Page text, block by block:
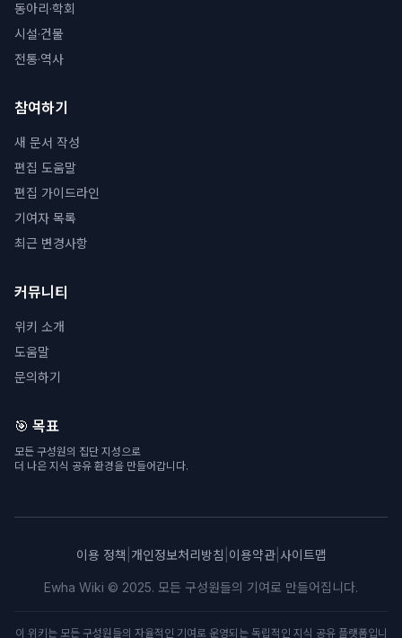
동아리·학회
시설·건물
전통·역사
참여하기
새 문서 작성
편집 도움말
편집 가이드라인
기여자 목록
최근 변경사항
커뮤니티
위키 소개
도움말
문의하기
🎯 목표
모든 구성원의 집단 지성으로
더 나은 지식 공유 환경을 만들어갑니다.
이용 정책 개인정보처리방침 이용약관| 사이트맵
Ewha Wiki © 2025. 모든 구성원들의 기여로 만들어집니다.
이 위키는 모든 구성원들의 자율적인 기여로 운영되는 독립적인 지식 공유 플랫폼입니